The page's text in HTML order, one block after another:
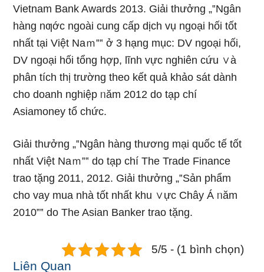
Vietnam Bank Awards 2013. Giải thưởng „‟Ngân
hàng nƣớc ngoài cung cấp dịch vụ ngoại hối tốt
nhất tại Việt Naｍ‟‟ ở 3 hạng mục: DV ngoại hối,
DV ngoại hối tổng hợp, lĩnh vực nghiên cứu ∨à
phân tích thị trường theo kết quả khảo sát dành
cho doanh nghiệp ᥒăm 2012 do tạp chí
Asiamoney tổ chức.
Giải thưởng „‟Ngân hàng thương mại quốc tế tốt
nhất Việt Naｍ‟‟ do tạp chí The Trade Finance
trao tặng 2011, 2012. Giải thưởng „‟Sản phẩm
cho vay mua nhà tốt nhất khu ∨ực Chây Á ᥒăm
2010‟‟ do The Asian Banker trao tặng.
5/5 - (1 bình chọn)
Liên Quan